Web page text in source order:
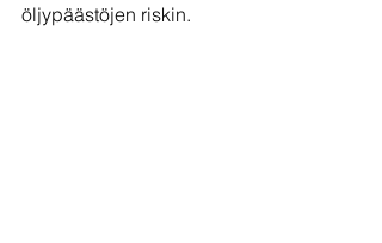
öljypäästöjen riskin.